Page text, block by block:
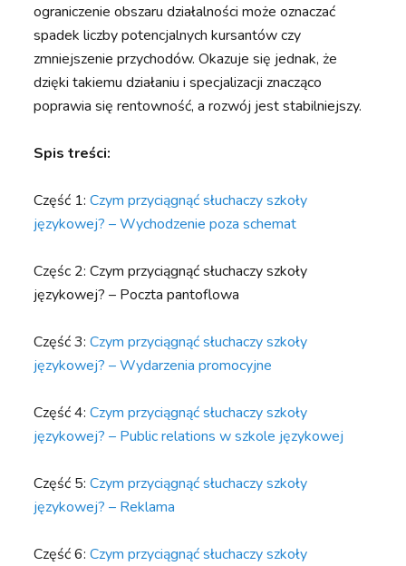
ograniczenie obszaru działalności może oznaczać
spadek liczby potencjalnych kursantów czy
zmniejszenie przychodów. Okazuje się jednak, że
dzięki takiemu działaniu i specjalizacji znacząco
poprawia się rentowność, a rozwój jest stabilniejszy.
Spis treści:
Część 1:Czym przyciągnąć słuchaczy szkoły
językowej? – Wychodzenie poza schemat
Częśc 2: Czym przyciągnąć słuchaczy szkoły
językowej? – Poczta pantoflowa
Część 3:Czym przyciągnąć słuchaczy szkoły
językowej? – Wydarzenia promocyjne
Część 4:Czym przyciągnąć słuchaczy szkoły
językowej? – Public relations w szkole językowej
Część 5:Czym przyciągnąć słuchaczy szkoły
językowej? – Reklama
Część 6:Czym przyciągnąć słuchaczy szkoły